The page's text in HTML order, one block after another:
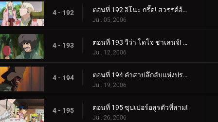
4 - 192 ตอนที่ 192 อิโนะ กรี๊ด! สวรรค์อ้วน!
Jul. 05, 2006
4 - 193 ตอนที่ 193 วีว่า โดโจ ชาเลนจ์! เยาวชนเป็นเรื่องของความหลงใหล!
Jul. 12, 2006
4 - 194 ตอนที่ 194 คำสาปลึกลับแห่งปราสาทผีสิง
Jul. 19, 2006
4 - 195 ตอนที่ 195 ซุปเปอร์อสูรตัวที่สาม!
Jul. 26, 2006